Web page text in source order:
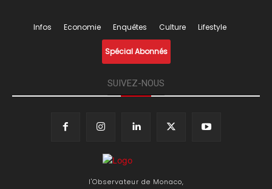
Infos Economie Enquêtes Culture Lifestyle
Spécial Abonnés
SUIVEZ-NOUS
l'Observateur de Monaco,